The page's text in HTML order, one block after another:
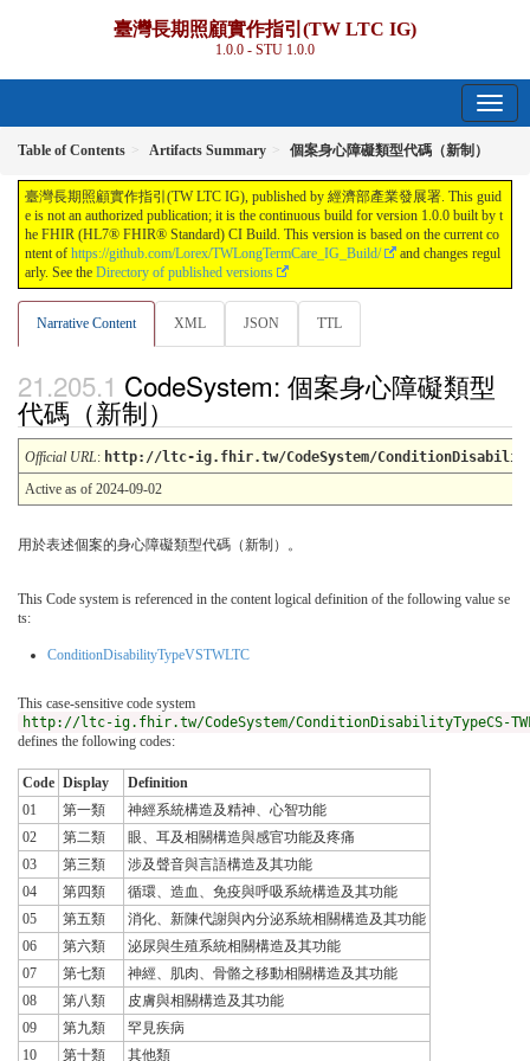
臺灣長期照顧實作指引(TW LTC IG)
1.0.0 - STU 1.0.0
Table of Contents Artifacts Summary 個案身心障礙類型代碼（新制）
臺灣長期照顧實作指引(TW LTC IG), published by 經濟部產業發展署. This guid
e is not an authorized publication; it is the continuous build for version 1.0.0 built by t
he FHIR (HL7® FHIR® Standard) CI Build. This version is based on the current co
ntent of https://github.com/Lorex/TWLongTermCare_IG_Build/
and changes regul
arly. See the Directory of published versions
Narrative Content XML JSON TTL
CodeSystem: 個案身心障礙類型
代碼（新制）
Official URL: http://ltc-ig.fhir.tw/CodeSystem/
Active as of 2024-09-02
用於表述個案的身心障礙類型代碼（新制）。
This Code system is referenced in the content logical definition of the following value se
ts:
ConditionDisabilityTypeVSTWLTC
This case-sensitive code system
http://ltc-ig.fhir.tw/CodeSystem/ConditionDisabilityTypeCS-
defines the following codes:
Code Display
Definition
01
第一類
神經系統構造及精神、心智功能
02
第二類
眼、耳及相關構造與感官功能及疼痛
03
第三類
涉及聲音與言語構造及其功能
04
第四類
循環、造血、免疫與呼吸系統構造及其功能
05
第五類
消化、新陳代謝與內分泌系統相關構造及其功能
06
第六類
泌尿與生殖系統相關構造及其功能
07
第七類
神經、肌肉、骨骼之移動相關構造及其功能
08
第八類
皮膚與相關構造及其功能
09
第九類
罕見疾病
10
第十類 其他類